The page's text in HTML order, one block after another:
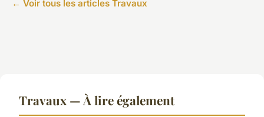
← Voir tous les articles Travaux
Travaux — À lire également